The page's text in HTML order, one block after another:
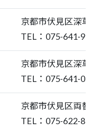
京都市伏見区深
TEL：075-641-
京都市伏見区深
TEL：075-641-
京都市伏見区両
TEL：075-622-